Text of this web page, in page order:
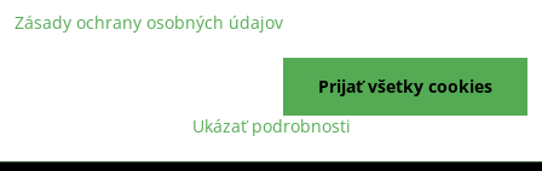
Zásady ochrany osobných údajov
Ukázať podrobnosti
Prijať všetky cookies